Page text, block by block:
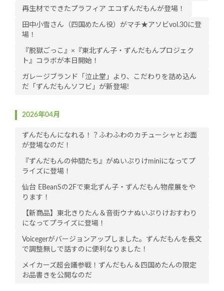
再生材でできたプラフィア エコずんだもんが登場！
田中小雪さん（四国めたん役）がマチ★アソビvol.30に登
場！
『脱獄ごっこ』×『東北ずん子・ずんだもんプロジェク
ト』コラボが本日開始！
ガレージブランド「泣止堂」より、こだわりを詰め込ん
だ「ずんだもんソフビ」が新登場!
2026年04月
ずんだもんになれる！？ふわふわのカチューシャとお面
が登場なのだ！
『ずんだもんの仲間たち』がぬいぷりけminiになってプ
ライズに登場！
仙台 EBeanSの2Fで東北ずん子・ずんだもん物産展をや
ります！
【新商品】東北きりたん＆音街ウナぬいぷりけおすわり
になってプライズに登場！
Voicegerがバージョンアップしました。ずんだもんを長文
で調整無しで話すのに便利なりました！
メイカーズ超会議参戦！ずんだもん＆四国めたんの限定
お品書きを公開なのだ